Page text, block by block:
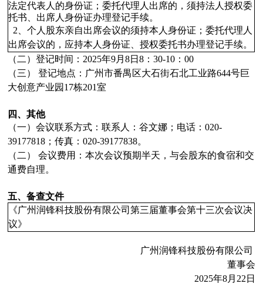
法定代表人的身份证；委托代理人出席的，须持法人授权委
托书、出席人身份证办理登记手续。
2、个人股东亲自出席会议的须持本人身份证；委托代理人
出席会议的，应持本人身份证、授权委托书办理登记手续。
（二）登记时间：2025年9月8日8：30-10：00
（三）
登记地点： 广州市番禺区大石街石北工业路644号巨
大创意产业园17栋201室
四、其他
（一）会议联系方式：联系人：谷文娜；电话：020-
39177818 ；传真：020-39177838。
（二）
会议费用：本次会议预期半天，与会股东的食宿和交
通费自理。
五、备查文件
《广州润锋科技股份有限公司第三届董事会第十三次会议决
议》
广州润锋科技股份有限公司
董事会
2025年8月 22 日